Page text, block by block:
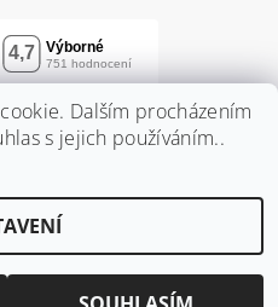
spodmínkami
, všechna práva vyhrazena
Dalším procházením
s jejich používáním..